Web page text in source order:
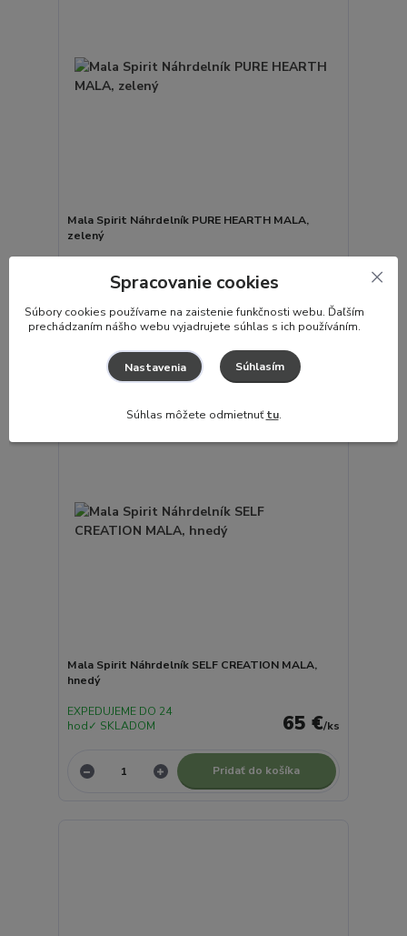
Mala Spirit Náhrdelník PURE HEARTH MALA,
zelený
108 €
hod✓ SKLADOM
Pridať do košíka
Mala Spirit Náhrdelník SELF CREATION MALA,
hnedý
65 €/ks
EXPEDUJEME DO 24
hod✓ SKLADOM
Pridať do košíka
Spracovanie cookies
Súbory cookies používame na zaistenie funkčnosti webu. Ďaľším
prechádzaním nášho webu vyjadrujete súhlas s ich používáním.
Nastavenia Súhlasím
Súhlas môžete odmietnuťtu.